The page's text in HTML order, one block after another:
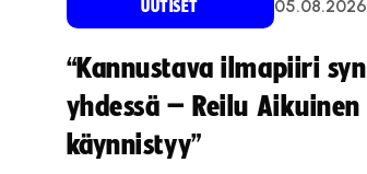
UUTISET 05.08.2026
“Kannustava ilmapiiri
yhdessä – Reilu
käynnistyy”